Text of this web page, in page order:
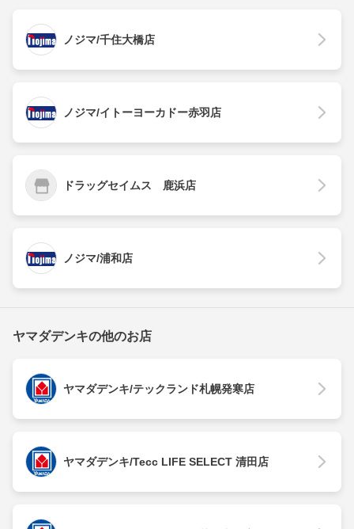
ノジマ/千住大橋店
ノジマ/イトーヨーカドー赤羽店
ドラッグセイムス 鹿浜店
ノジマ/浦和店
ヤマダデンキの他のお店
ヤマダデンキ/テックランド札幌発寒店
ヤマダデンキ/Tecc LIFE SELECT 清田店